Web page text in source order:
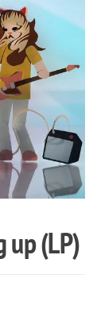
up (LP)